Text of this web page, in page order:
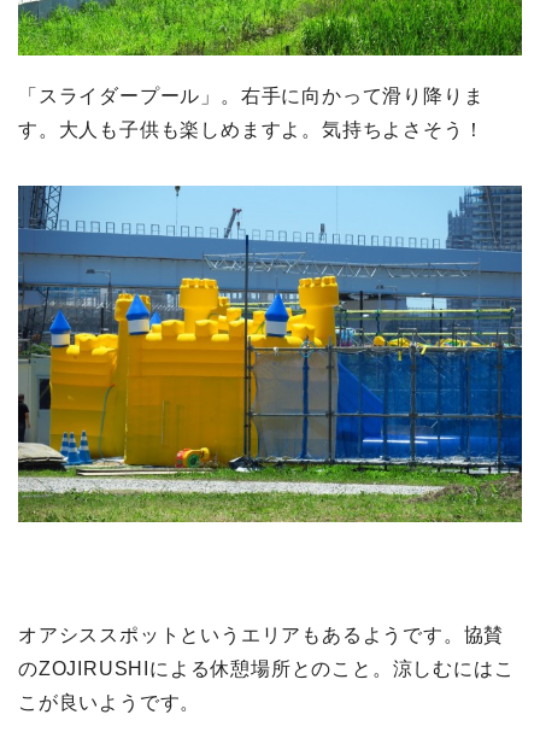
「スライダープール」。右手に向かって滑り降りま
す。大人も子供も楽しめますよ。気持ちよさそう！
オアシススポットというエリアもあるようです。協賛
のZOJIRUSHIによる休憩場所とのこと。涼しむにはこ
こが良いようです。